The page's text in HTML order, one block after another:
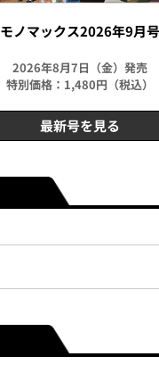
モノマックス2026年9月号
2026年8月7日（金）発売
特別価格：1,480円（税込）
最新号を見る